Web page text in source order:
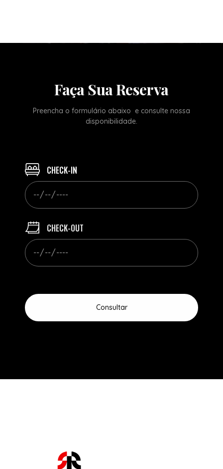
Faça Sua Reserva
Preencha o formulário abaixo e consulte nossa
disponibilidade.
CHECK-IN
CHECK-OUT